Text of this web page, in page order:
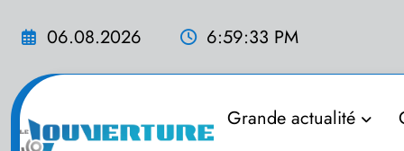
06.08.2026 6:59:34 PM
Grande actualité